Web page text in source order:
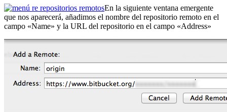
En la siguiente ventana emergente
que nos aparecerá, añadimos el nombre del repositorio remoto en el
campo «Name» y la URL del repositorio en el campo «Address»